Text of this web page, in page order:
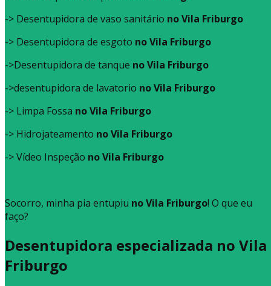
-> Desentupidora de vaso sanitário no Vila Friburgo
-> Desentupidora de esgoto no Vila Friburgo
->Desentupidora de tanque no Vila Friburgo
->desentupidora de lavatorio no Vila Friburgo
-> Limpa Fossa no Vila Friburgo
-> Hidrojateamento no Vila Friburgo
-> Vídeo Inspeção no Vila Friburgo
Socorro, minha pia entupiu no Vila Friburgo! O que eu
faço?
Desentupidora especializada no Vila
Friburgo